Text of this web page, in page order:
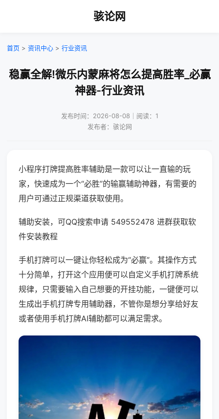
骇论网
首页 > 资讯中心 > 行业资讯
稳赢全解!微乐内蒙麻将怎么提高胜率_必赢
神器-行业资讯
发布时间：2026-08-08｜阅读：1
发布者：骇论网
小程序打牌提高胜率辅助是一款可以让一直输的玩
家，快速成为一个“必胜”的输赢辅助神器，有需要的
用户可通过正规渠道获取使用。
辅助安装，可QQ搜索申请 549552478 进群获取软
件安装教程
手机打牌可以一键让你轻松成为“必赢”。其操作方式
十分简单，打开这个应用便可以自定义手机打牌系统
规律，只需要输入自己想要的开挂功能，一键便可以
生成出手机打牌专用辅助器，不管你是想分享给好友
或者使用手机打牌AI辅助都可以满足需求。